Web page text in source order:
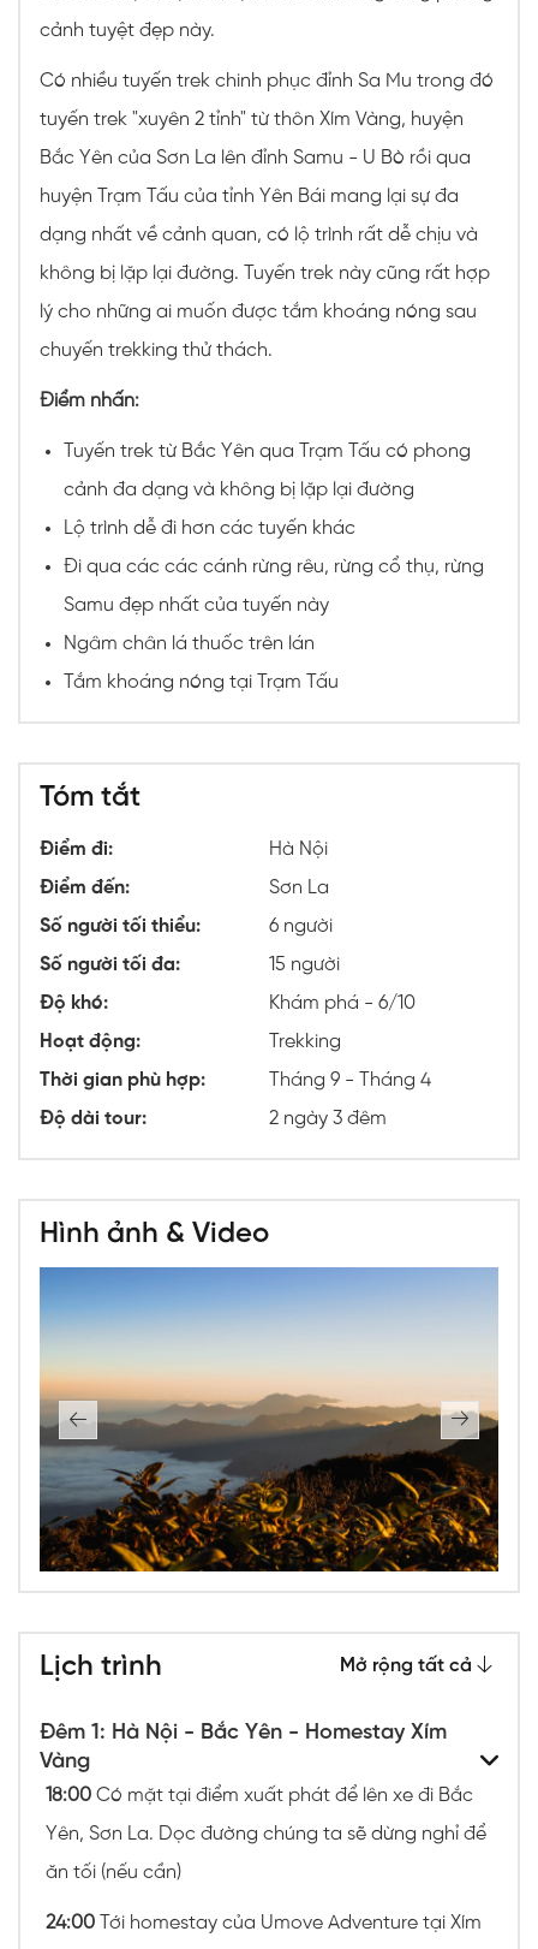
cảnh tuyệt đẹp này.
Có nhiều tuyến trek chinh phục đỉnh Sa Mu trong đó
tuyến trek "xuyên 2 tỉnh" từ thôn Xím Vàng, huyện
Bắc Yên của Sơn La lên đỉnh Samu - U Bò rồi qua
huyện Trạm Tấu của tỉnh Yên Bái mang lại sự đa
dạng nhất về cảnh quan, có lộ trình rất dễ chịu và
không bị lặp lại đường. Tuyến trek này cũng rất hợp
lý cho những ai muốn được tắm khoáng nóng sau
chuyến trekking thử thách.
Điểm nhấn:
Tuyến trek từ Bắc Yên qua Trạm Tấu có phong
cảnh đa dạng và không bị lặp lại đường
Lộ trình dễ đi hơn các tuyến khác
Đi qua các các cánh rừng rêu, rừng cổ thụ, rừng
Samu đẹp nhất của tuyến này
Ngâm chân lá thuốc trên lán
Tắm khoáng nóng tại Trạm Tấu
Tóm tắt
Điểm đi: Hà Nội
Số người tối thiểu: 6 người
Điểm đến: Sơn La
Số người tối đa: 15 người
Độ dài tour: 2 ngày 3 đêm
Thời gian phù hợp: Tháng 9 - Tháng 4
Hoạt động: Trekking
Độ khó: Khám phá - 6/10
Hình ảnh & Video
Lịch trình Mở rộng tất cả
Đêm 1: Hà Nội - Bắc Yên - Homestay Xím
Vàng
18:00 Có mặt tại điểm xuất phát để lên xe đi Bắc
Yên, Sơn La. Dọc đường chúng ta sẽ dừng nghỉ để
ăn tối (nếu cần)
24:00 Tới homestay của Umove Adventure tại Xím